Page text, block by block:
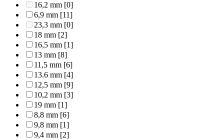
16,2 mm [0]
6,9 mm [11]
23,3 mm [0]
18 mm [2]
16,5 mm [1]
13 mm [8]
11,5 mm [6]
13.6 mm [4]
12,5 mm [9]
10,2 mm [3]
19 mm [1]
8,8 mm [6]
9,8 mm [1]
9,4 mm [2]